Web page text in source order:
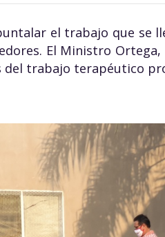
el trabajo que se
El Ministro
del trabajo terapéutico